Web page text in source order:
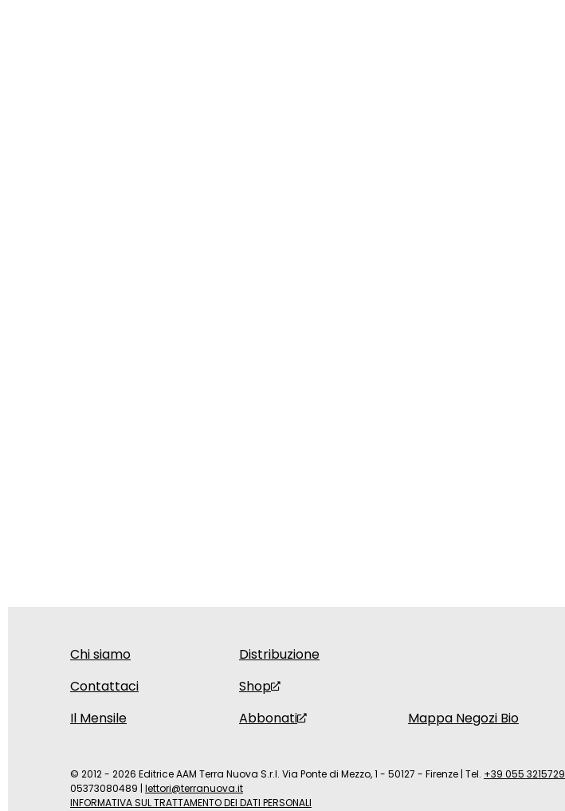
Chi siamo
Contattaci
Il Mensile
Distribuzione
Shop
Abbonati
Mappa Negozi Bio
© 2012 - 2026 Editrice AAM Terra Nuova S.r.l. Via Ponte di Mezzo, 1 - 50127 - Firenze | Tel. +39 055 3215729
05373080489 | lettori@terranuova.it
INFORMATIVA SUL TRATTAMENTO DEI DATI PERSONALI